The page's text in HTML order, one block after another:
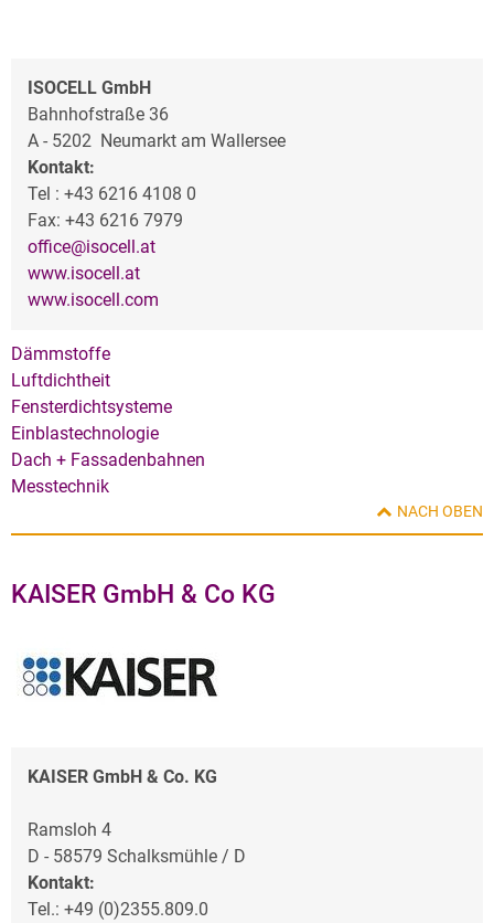
ISOCELL GmbH
Bahnhofstraße 36
A - 5202 Neumarkt am Wallersee
Kontakt:
Tel : +43 6216 4108 0
Fax: +43 6216 7979
office@isocell.at
www.isocell.at
www.isocell.com
Dämmstoffe
Luftdichtheit
Fensterdichtsysteme
Einblastechnologie
Dach + Fassadenbahnen
Messtechnik
NACH OBEN
KAISER GmbH & Co KG
KAISER GmbH & Co. KG
Ramsloh 4
D - 58579 Schalksmühle / D
Kontakt:
Tel.: +49 (0)2355.809.0